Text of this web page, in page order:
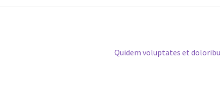
Next
Quidem voluptates et